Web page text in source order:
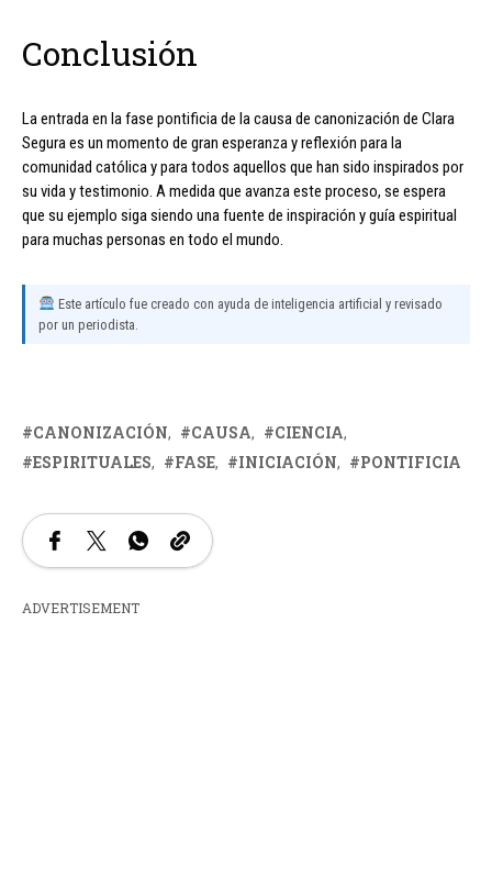
Conclusión
La entrada en la fase pontificia de la causa de canonización de Clara
Segura es un momento de gran esperanza y reflexión para la
comunidad católica y para todos aquellos que han sido inspirados por
su vida y testimonio. A medida que avanza este proceso, se espera
que su ejemplo siga siendo una fuente de inspiración y guía espiritual
para muchas personas en todo el mundo.
Este artículo fue creado con ayuda de inteligencia artificial y revisado
por un periodista.
CANONIZACIÓN CAUSA
CIENCIA
ESPIRITUALES
FASE INICIACIÓN PONTIFICIA
ADVERTISEMENT